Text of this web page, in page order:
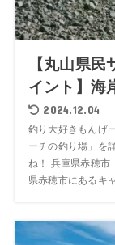
【丸山県
イント】海
2024.12.04
釣り大好きもんげ
ーチの釣り場」を
ね！ 兵庫県赤穂市
県赤穂市にあるキ